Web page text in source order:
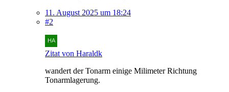
11. August 2025 um 18:24
#2
Zitat von Haraldk
wandert der Tonarm einige Milimeter Richtung
Tonarmlagerung.